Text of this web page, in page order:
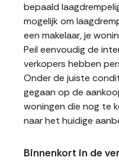
bepaald
mogelijk om
een makelaar, je
Peil eenvoudig de
verkopers hebben
Onder de juiste
gegaan op de
woningen die nog te
naar het huidige
Binnenkort in de